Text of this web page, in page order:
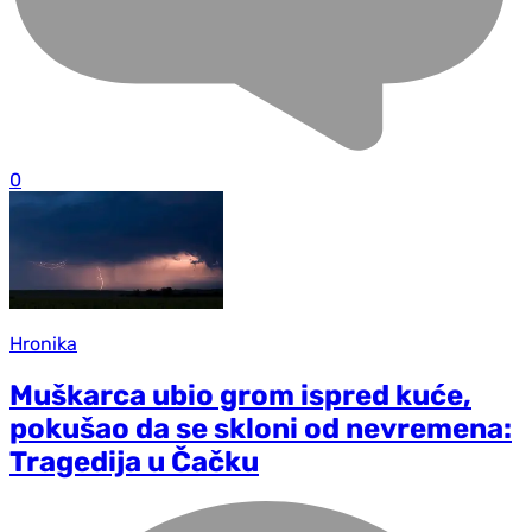
0
Hronika
Muškarca ubio grom ispred kuće,
pokušao da se skloni od nevremena:
Tragedija u Čačku